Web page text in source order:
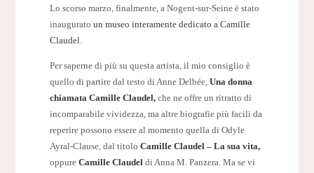
Lo scorso marzo, finalmente, a Nogent-sur-Seine è stato
inaugurato un museo interamente dedicato a Camille
Claudel.
Per saperne di più su questa artista, il mio consiglio è
quello di partire dal testo di Anne Delbée, Una donna
chiamata Camille Claudel,che ne offre un ritratto di
incomparabile vividezza, ma altre biografie più facili da
reperire possono essere al momento quella di Odyle
Ayral-Clause, dal titolo Camille Claudel – La sua vita,
oppure Camille Claudeldi Anna M. Panzera. Ma se vi